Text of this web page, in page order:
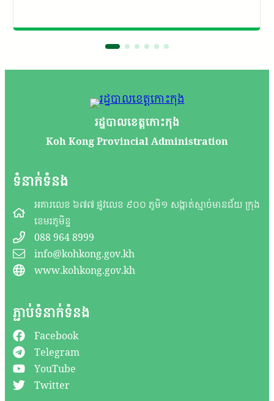
រដ្ឋបាលខេត្តកោះកុង
Koh Kong Provincial Administration
ទំនាក់ទំនង
អគារលេខ ៦៧៧ ផ្លូវលេខ ៩០០ ភូមិ១ សង្កាត់ស្មាច់មានជ័យ ក្រុង
ខេមរភូមិន្ទ
088 964 8999
info@kohkong.gov.kh
www.kohkong.gov.kh
ភ្ជាប់ទំនាក់ទំនង
Facebook
Telegram
YouTube
Twitter